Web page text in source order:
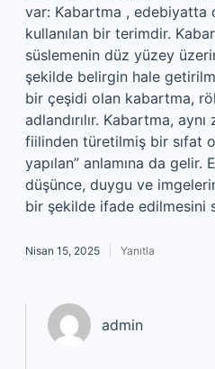
var: Kabartma , edebiyatta
kullanılan bir terimdir.
süslemenin düz yüzey
şekilde belirgin hale
bir çeşidi olan kabartma,
adlandırılır. Kabartma,
fiilinden türetilmiş bir sıfat
yapılan” anlamına da gelir.
düşünce, duygu ve
bir şekilde ifade edilmesini
Nisan 15, 2025 Yanıtla
admin